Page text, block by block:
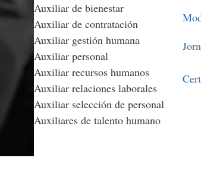
Auxiliar de bienestar
Auxiliar de contratación
Auxiliar gestión humana
Auxiliar personal
Auxiliar recursos humanos
Auxiliar relaciones laborales
Auxiliar selección de personal
Auxiliares de talento humano